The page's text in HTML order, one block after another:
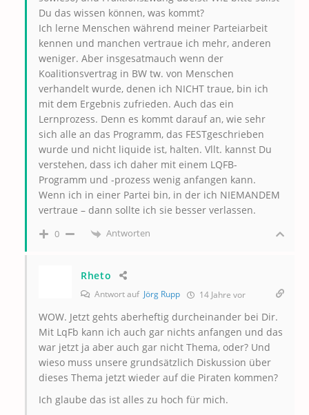
Du das wissen können, was kommt?
Ich lerne Menschen während meiner Parteiarbeit
kennen und manchen vertraue ich mehr, anderen
weniger. Aber insgesatmauch wenn der
Koalitionsvertrag in BW tw. von Menschen
verhandelt wurde, denen ich NICHT traue, bin ich
mit dem Ergebnis zufrieden. Auch das ein
Lernprozess. Denn es kommt darauf an, wie sehr
sich alle an das Programm, das FESTgeschrieben
wurde und nicht liquide ist, halten. Vllt. kannst Du
verstehen, dass ich daher mit einem LQFB-
Programm und -prozess wenig anfangen kann.
Wenn ich in einer Partei bin, in der ich NIEMANDEM
vertraue – dann sollte ich sie besser verlassen.
0 Antworten
Rheto
Antwort auf Jörg Rupp 14 Jahre vor
WOW. Jetzt gehts aberheftig durcheinander bei Dir.
Mit LqFb kann ich auch gar nichts anfangen und das
war jetzt ja aber auch gar nicht Thema, oder? Und
wieso muss unsere grundsätzlich Diskussion über
dieses Thema jetzt wieder auf die Piraten kommen?
Ich glaube das ist alles zu hoch für mich.